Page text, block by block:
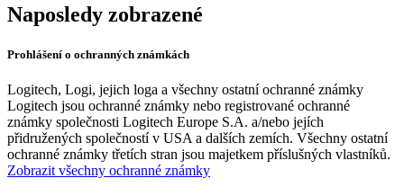
Naposledy zobrazené
Prohlášení o ochranných známkách
Logitech, Logi, jejich loga a všechny ostatní ochranné známky
Logitech jsou ochranné známky nebo registrované ochranné
známky společnosti Logitech Europe S.A. a/nebo jejích
přidružených společností v USA a dalších zemích. Všechny ostatní
ochranné známky třetích stran jsou majetkem příslušných vlastníků.
Zobrazit všechny ochranné známky